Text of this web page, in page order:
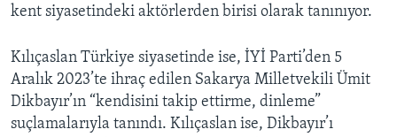
kent siyasetindeki aktörlerden birisi olarak tanınıyor.
Kılıçaslan Türkiye siyasetinde ise, İYİ Parti’den 5
Aralık 2023’te ihraç edilen Sakarya Milletvekili Ümit
Dikbayır’ın “kendisini takip ettirme, dinleme”
suçlamalarıyla tanındı. Kılıçaslan ise, Dikbayır’ı